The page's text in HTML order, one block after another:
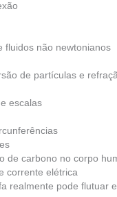
fluidos não newtonianos
de partículas e
escalas
de carbono no corpo
corrente elétrica
realmente pode flutuar